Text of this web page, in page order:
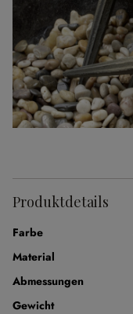
Produktdetails
Farbe
Material
Abmessungen
Gewicht